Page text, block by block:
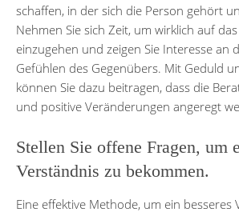
schaffen, in der sich die Person gehört
Nehmen Sie sich Zeit, um wirklich auf
einzugehen und zeigen Sie Interesse an
Gefühlen des Gegenübers. Mit Geduld
können Sie dazu beitragen, dass die
und positive Veränderungen angeregt
Stellen Sie offene Fragen, um
Verständnis zu bekommen.
Eine effektive Methode, um ein besseres